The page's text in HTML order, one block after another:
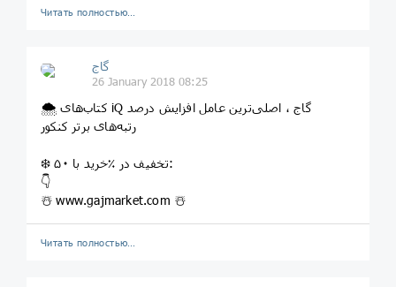
Читать полностью…
گاج
26 January 2018 08:25
🌨 کتاب‌های iQ گاج ، اصلی‌ترین عامل افزایش درصد
رتبه‌های برتر کنکور
❄️ خرید با ۵۰‎٪ تخفیف در:
👇
☃️ www.gajmarket.com ☃️
Читать полностью…